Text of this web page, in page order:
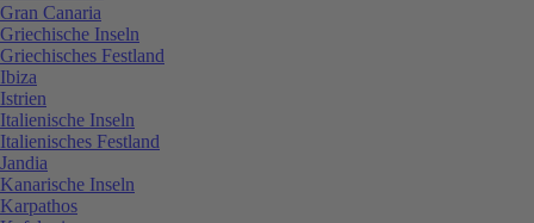
Gran Canaria
Griechische Inseln
Griechisches Festland
Ibiza
Istrien
Italienische Inseln
Italienisches Festland
Jandia
Kanarische Inseln
Karpathos